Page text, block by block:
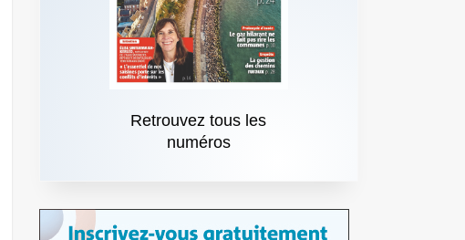
Retrouvez tous les
numéros